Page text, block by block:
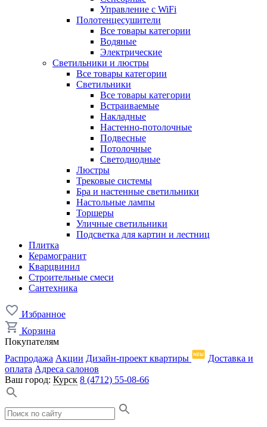
Управление с WiFi
Полотенцесушители
Все товары категории
Водяные
Электрические
Светильники и люстры
Все товары категории
Светильники
Все товары категории
Встраиваемые
Накладные
Настенно-потолочные
Подвесные
Потолочные
Светодиодные
Люстры
Трековые системы
Бра и настенные светильники
Настольные лампы
Торшеры
Уличные светильники
Подсветка для картин и лестниц
Плитка
Керамогранит
Кварцвинил
Строительные смеси
Сантехника
Избранное
Корзина
Покупателям
Распродажа Акции Дизайн-проект квартиры
Доставка и
оплата Адреса салонов
Ваш город: Курск 8 (4712) 55-08-66